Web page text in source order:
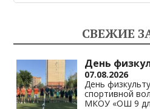
СВЕЖИЕ
День
07.08.2026
День
спортивной
МКОУ «ОШ 9